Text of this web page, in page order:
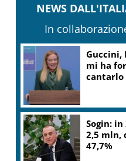
NEWS
In
Valle
del lardo
gelato
donne